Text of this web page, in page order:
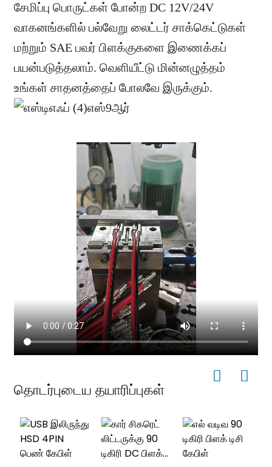
சேமிப்பு பொருட்கள் போன்ற DC 12V/24V
வாகனங்களில் பல்வேறு லைட்டர் சாக்கெட்டுகள்
மற்றும் SAE பவர் பிளக்குகளை இணைக்கப்
பயன்படுத்தலாம். வெளியீட்டு மின்னழுத்தம்
உங்கள் சாதனத்தைப் போலவே இருக்கும்.
தொடர்புடைய தயாரிப்புகள்